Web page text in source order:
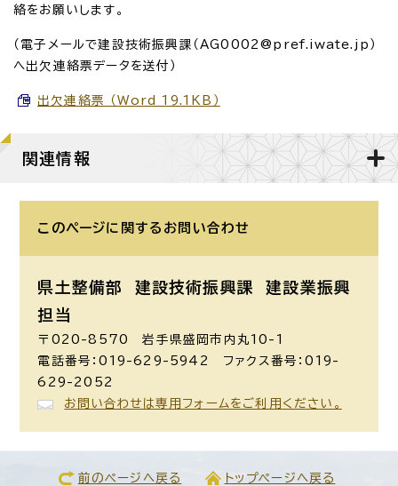
絡をお願いします。
（電子メールで建設技術振興課（AG0002@pref.iwate.jp）
へ出欠連絡票データを送付）
出欠連絡票 （Word 19.1KB）
関連情報
このページに関する お問い合わせ
県土整備部 建設技術振興課
建設業振興
担当
〒020-8570 岩手県盛岡市内丸10-1
電話番号：019-629-5942 ファクス番号：019-
629-2052
お問い合わせは専用フォームをご利用ください。
前のページへ戻る トップページへ戻る